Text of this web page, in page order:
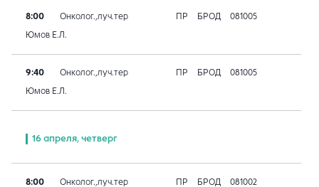
8:00 Онколог.,луч.тер ПР БРОД 081005
Юмов Е.Л.
9:40 Онколог.,луч.тер ПР БРОД 081005
Юмов Е.Л.
16 апреля, четверг
8:00 Онколог.,луч.тер ПР БРОД 081002